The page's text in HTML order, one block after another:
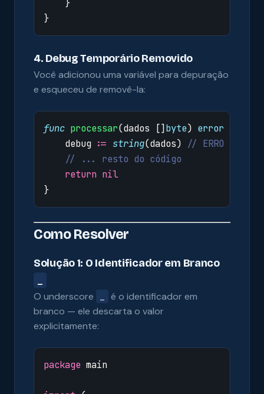
}
}
4. Debug Temporário Removido
Você adicionou uma variável para depuração
e esqueceu de removê-la:
func processar(dados [] byte) error
debug := string(dados)
// ERRO se
// ... resto do código
return nil
}
Como Resolver
Solução 1: O Identificador em Branco
O underscore
é o identificador em
branco — ele descarta o valor
explicitamente:
package main